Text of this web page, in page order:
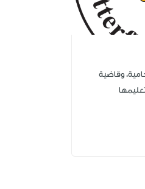
وقاضية